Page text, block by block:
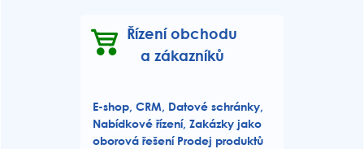
Řízení obchodu
a zákazníků
E-shop, CRM, Datové schránky,
Nabídkové řízení, Zakázky jako
oborová řešení Prodej produktů